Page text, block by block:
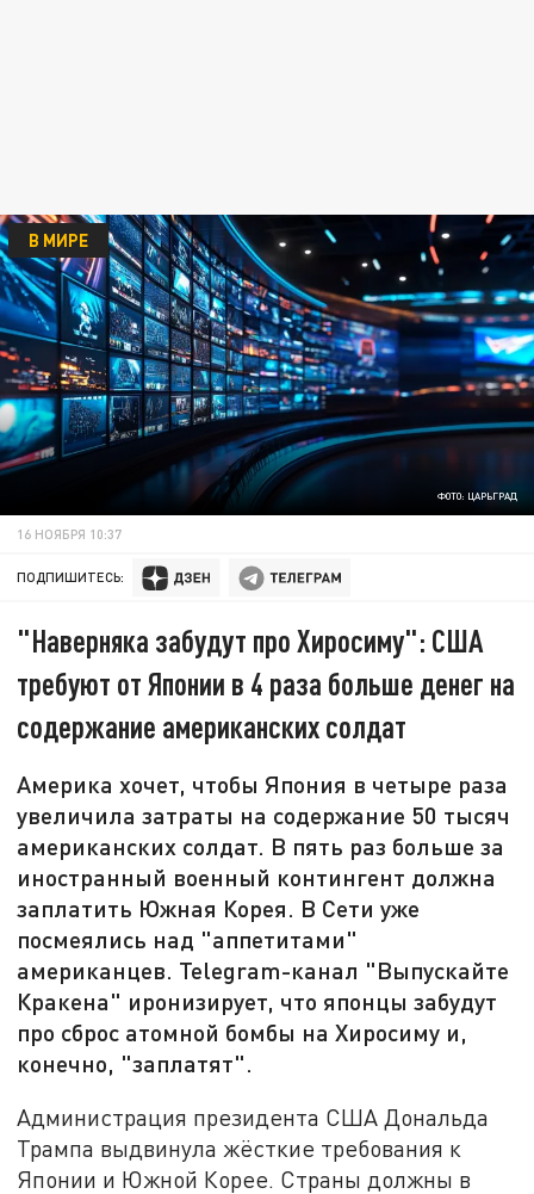
ФОТО: ЦАРЬГРАД
В МИРЕ
16 НОЯБРЯ 10:37
ПОДПИШИТЕСЬ:
"Наверняка забудут про Хиросиму": США
требуют от Японии в 4 раза больше денег на
содержание американских солдат
Америка хочет, чтобы Япония в четыре раза
увеличила затраты на содержание 50 тысяч
американских солдат. В пять раз больше за
иностранный военный контингент должна
заплатить Южная Корея. В Сети уже
посмеялись над "аппетитами"
американцев. Telegram-канал "Выпускайте
Кракена" иронизирует, что японцы забудут
про сброс атомной бомбы на Хиросиму и,
конечно, "заплатят".
Администрация президента США Дональда
Трампа выдвинула жёсткие требования к
Японии и Южной Корее. Страны должны в